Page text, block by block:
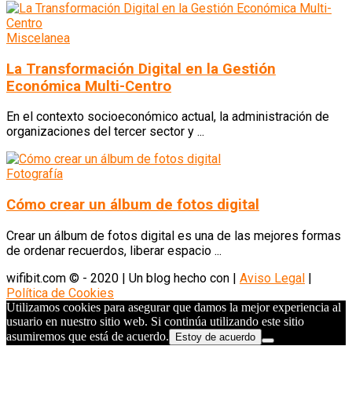
Miscelanea
La Transformación Digital en la Gestión
Económica Multi-Centro
En el contexto socioeconómico actual, la administración de
organizaciones del tercer sector y ...
Fotografía
Cómo crear un álbum de fotos digital
Crear un álbum de fotos digital es una de las mejores formas
de ordenar recuerdos, liberar espacio ...
wifibit.com © - 2020 | Un blog hecho con | Aviso Legal |
Política de Cookies
Utilizamos cookies para asegurar que damos la mejor experiencia al
usuario en nuestro sitio web. Si continúa utilizando este sitio
asumiremos que está de acuerdo.
Estoy de acuerdo